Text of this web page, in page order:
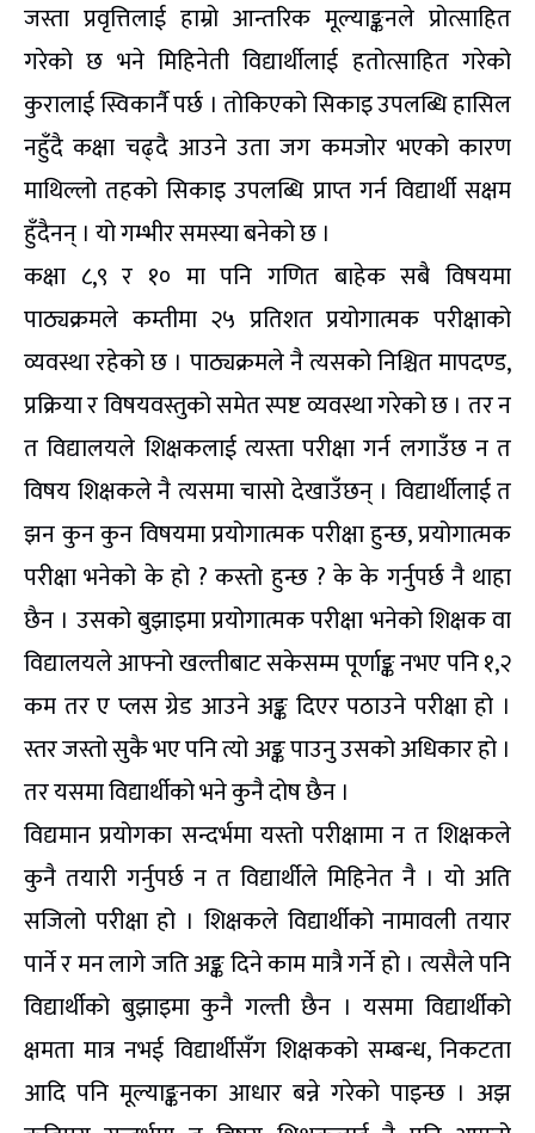
जस्ता प्रवृत्तिलाई हाम्रो आन्तरिक मूल्याङ्कनले प्रोत्साहित
गरेको छ भने मिहिनेती विद्यार्थीलाई हतोत्साहित गरेको
कुरालाई स्विकार्नै पर्छ । तोकिएको सिकाइ उपलब्धि हासिल
नहुँदै कक्षा चढ्दै आउने उता जग कमजोर भएको कारण
माथिल्लो तहको सिकाइ उपलब्धि प्राप्त गर्न विद्यार्थी सक्षम
हुँदैनन् । यो गम्भीर समस्या बनेको छ ।
कक्षा ८,९ र १० मा पनि गणित बाहेक सबै विषयमा
पाठ्यक्रमले कम्तीमा २५ प्रतिशत प्रयोगात्मक परीक्षाको
व्यवस्था रहेको छ । पाठ्यक्रमले नै त्यसको निश्चित मापदण्ड,
प्रक्रिया र विषयवस्तुको समेत स्पष्ट व्यवस्था गरेको छ । तर न
त विद्यालयले शिक्षकलाई त्यस्ता परीक्षा गर्न लगाउँछ न त
विषय शिक्षकले नै त्यसमा चासो देखाउँछन् । विद्यार्थीलाई त
झन कुन कुन विषयमा प्रयोगात्मक परीक्षा हुन्छ, प्रयोगात्मक
परीक्षा भनेको के हो ? कस्तो हुन्छ ? के के गर्नुपर्छ नै थाहा
छैन । उसको बुझाइमा प्रयोगात्मक परीक्षा भनेको शिक्षक वा
विद्यालयले आफ्नो खल्तीबाट सकेसम्म पूर्णाङ्क नभए पनि १,२
कम तर ए प्लस ग्रेड आउने अङ्क दिएर पठाउने परीक्षा हो ।
स्तर जस्तो सुकै भए पनि त्यो अङ्क पाउनु उसको अधिकार हो ।
तर यसमा विद्यार्थीको भने कुनै दोष छैन ।
विद्यमान प्रयोगका सन्दर्भमा यस्तो परीक्षामा न त शिक्षकले
कुनै तयारी गर्नुपर्छ न त विद्यार्थीले मिहिनेत नै । यो अति
सजिलो परीक्षा हो । शिक्षकले विद्यार्थीको नामावली तयार
पार्ने र मन लागे जति अङ्क दिने काम मात्रै गर्ने हो । त्यसैले पनि
विद्यार्थीको बुझाइमा कुनै गल्ती छैन । यसमा विद्यार्थीको
क्षमता मात्र नभई विद्यार्थीसँग शिक्षकको सम्बन्ध, निकटता
आदि पनि मूल्याङ्कनका आधार बन्ने गरेको पाइन्छ । अझ